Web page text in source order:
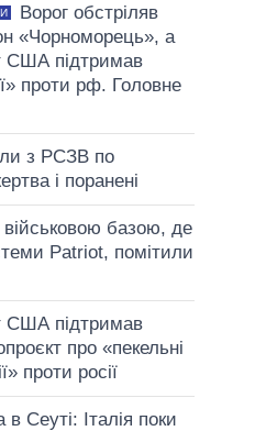
Ворог обстріляв
«Чорноморець», а
США підтримав
проти рф. Головне
з РСЗВ по
і поранені
базою, де
Patriot, помітили
США підтримав
про «пекельні
проти росії
в Сеуті: Італія поки